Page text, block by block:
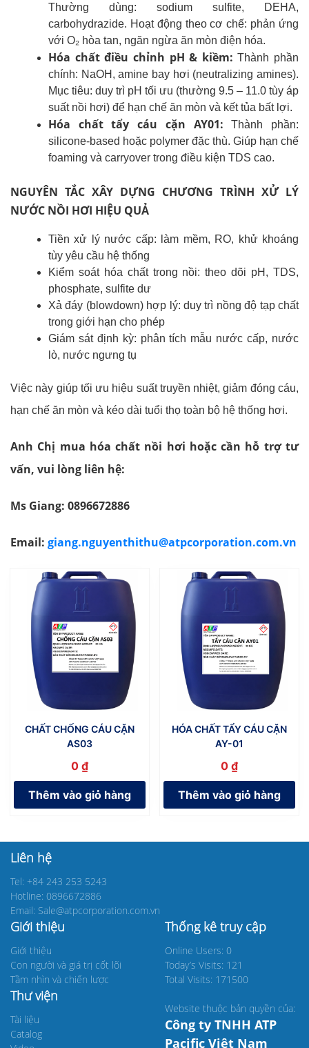
Thường dùng: sodium sulfite, DEHA,
carbohydrazide. Hoạt động theo cơ chế: phản ứng
với O₂ hòa tan, ngăn ngừa ăn mòn điện hóa.
Hóa chất điều chỉnh pH & kiềm:Thành phần
chính: NaOH, amine bay hơi (neutralizing amines).
Mục tiêu: duy trì pH tối ưu (thường 9.5 – 11.0 tùy áp
suất nồi hơi) để hạn chế ăn mòn và kết tủa bất lợi.
Hóa chất tẩy cáu cặn AY01:Thành phần:
silicone-based hoặc polymer đặc thù. Giúp hạn chế
foaming và carryover trong điều kiện TDS cao.
NGUYÊN TẮC XÂY DỰNG CHƯƠNG TRÌNH XỬ LÝ
NƯỚC NỒI HƠI HIỆU QUẢ
Tiền xử lý nước cấp: làm mềm, RO, khử khoáng
tùy yêu cầu hệ thống
Kiểm soát hóa chất trong nồi: theo dõi pH, TDS,
phosphate, sulfite dư
Xả đáy (blowdown) hợp lý: duy trì nồng độ tạp chất
trong giới hạn cho phép
Giám sát định kỳ: phân tích mẫu nước cấp, nước
lò, nước ngưng tụ
Việc này giúp tối ưu hiệu suất truyền nhiệt, giảm đóng cáu,
hạn chế ăn mòn và kéo dài tuổi thọ toàn bộ hệ thống hơi.
Anh Chị mua hóa chất nồi hơi hoặc cần hỗ trợ tư
vấn, vui lòng liên hệ:
Ms Giang: 0896672886
Email: giang.nguyenthithu@atpcorporation.com.vn
CHẤT CHỐNG CÁU CẶN
AS03
0 ₫
Thêm vào giỏ hàng
HÓA CHẤT TẨY CÁU CẶN
AY-01
0 ₫
Thêm vào giỏ hàng
Liên hệ
Tel: +84 243 253 5243
Hotline: 0896672886
Email: Sale@atpcorporation.com.vn
Giới thiệu
Giới thiệu
Con người và giá trị cốt lõi
Tầm nhìn và chiến lược
Thư viện
Tài liệu
Catalog
Thống kê truy cập
Online Users: 0
Today’s Visits: 121
Total Visits: 171500
Website thuộc bản quyền của:
Công ty TNHH ATP
Pacific Việt Nam